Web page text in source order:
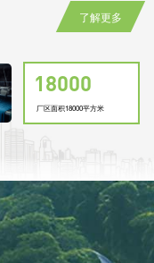
了解更多
18000
厂区面积18000平方米